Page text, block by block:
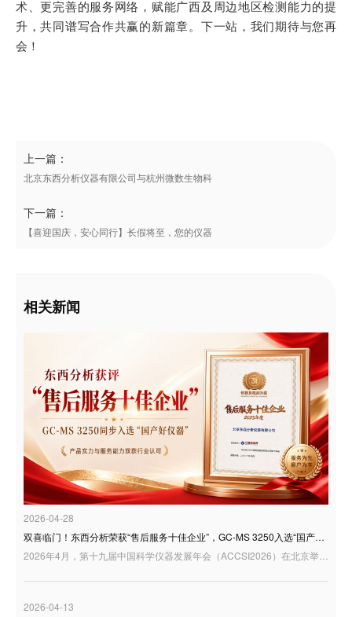
术、更完善的服务网络，赋能广西及周边地区检测能力的提
升，共同谱写合作共赢的新篇章。下一站，我们期待与您再
会！
上一篇：
北京东西分析仪器有限公司与杭州微数生物科
下一篇：
【喜迎国庆，安心同行】长假将至，您的仪器
相关新闻
2026-04-28
双喜临门！东西分析荣获“售后服务十佳企业”，GC-MS 3250入选“国产好仪器”
2026-04-13